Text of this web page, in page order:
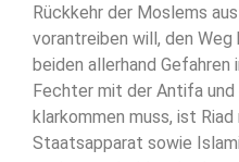
Rückkehr der Moslems
vorantreiben will, den
beiden allerhand Gefahren
Fechter mit der Antifa
klarkommen muss, ist
Staatsapparat sowie